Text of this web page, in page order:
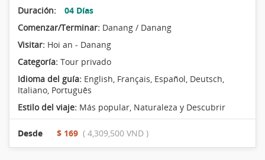
Duración:
04 Días
Comenzar/Terminar: Danang / Danang
Visitar: Hoi an - Danang
Categoría: Tour privado
Idioma del guía: English, Français, Español, Deutsch,
Italiano, Português
Estilo del viaje: Más popular, Naturaleza y Descubrir
Desde $ 169 ( 4,309,500 VND )